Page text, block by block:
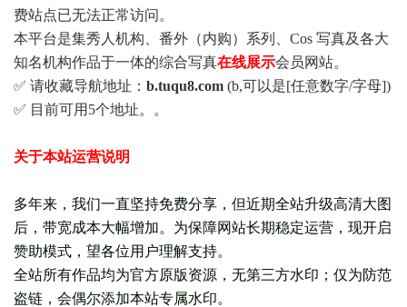
费站点已无法正常访问。
本平台是集秀人机构、番外（内购）系列、Cos 写真及各大
知名机构作品于一体的综合写真在线展示会员网站。
✅ 请收藏导航地址： b.tuqu8.com (b,可以是[任意数字/字母])
✅ 目前可用5个地址。。
关于本站运营说明
多年来，我们一直坚持免费分享，但近期全站升级高清大图
后，带宽成本大幅增加。为保障网站长期稳定运营，现开启
赞助模式，望各位用户理解支持。
全站所有作品均为官方原版资源，无第三方水印；仅为防范
盗链，会偶尔添加本站专属水印。